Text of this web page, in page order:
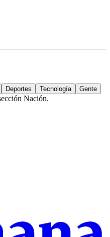
Deportes Tecnología Gente
Nación.